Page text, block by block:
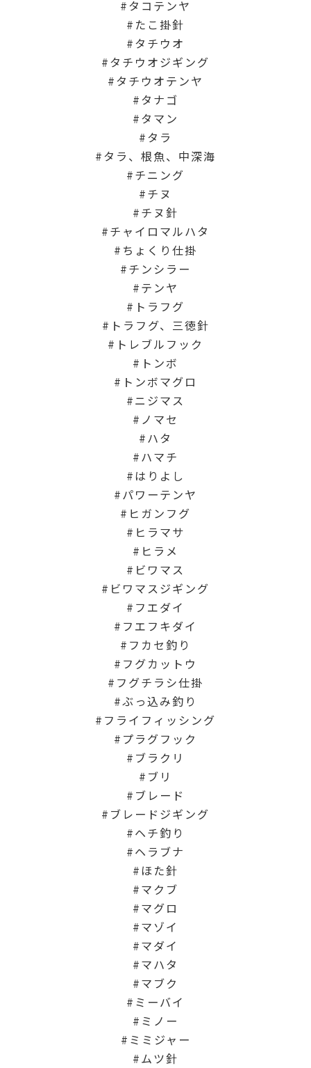
タコテンヤ
たこ掛針
タチウオ
タチウオジギング
タチウオテンヤ
タナゴ
タマン
タラ
タラ、根魚、中深海
チニング
チヌ
チヌ針
チャイロマルハタ
ちょくり仕掛
チンシラー
テンヤ
トラフグ
トラフグ、三徳針
トレブルフック
トンボ
トンボマグロ
ニジマス
ノマセ
ハタ
ハマチ
はりよし
パワーテンヤ
ヒガンフグ
ヒラマサ
ヒラメ
ビワマス
ビワマスジギング
フエダイ
フエフキダイ
フカセ釣り
フグカットウ
フグチラシ仕掛
ぶっ込み釣り
フライフィッシング
プラグフック
ブラクリ
ブリ
ブレード
ブレードジギング
ヘチ釣り
ヘラブナ
ほた針
マクブ
マグロ
マゾイ
マダイ
マハタ
マブク
ミーバイ
ミノー
ミミジャー
ムツ針